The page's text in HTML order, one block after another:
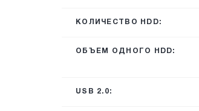
КОЛИЧЕСТВО HDD:
ОБЪЕМ ОДНОГО HDD:
USB 2.0: